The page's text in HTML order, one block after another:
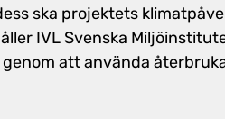
ska projektets
IVL Svenska
genom att använda